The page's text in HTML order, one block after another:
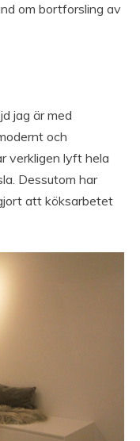
om bortforsling av
jag är med
och
verkligen lyft hela
Dessutom har
att köksarbetet